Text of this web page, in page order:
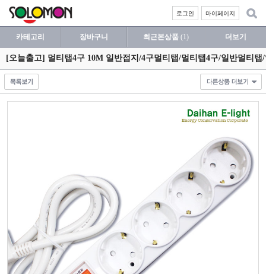
마이페이지
로그인
카테고리 장바구니 최근본상품 (1) 더보기
[오늘출고] 멀티탭4구 10M 일반접지/4구멀티탭/멀티탭4구/일반멀티탭